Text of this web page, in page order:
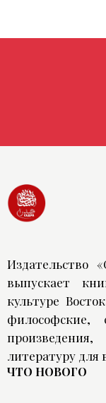
Издательство
выпускает
культуре
философские,
литературу для
ЧТО НОВОГО